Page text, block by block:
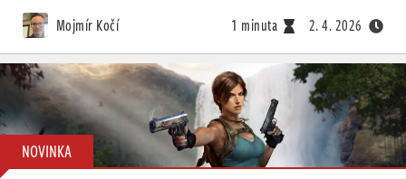
Mojmír Kočí 1 minuta 2. 4. 2026
NOVINKA